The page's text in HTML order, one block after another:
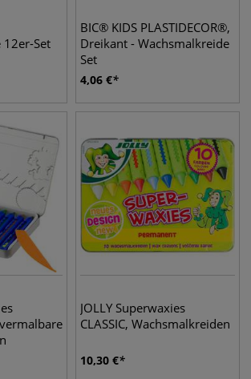
12er-Set
BIC® KIDS PLASTIDECOR®,
Dreikant - Wachsmalkreide
Set
4,06 €
JOLLY Superwaxies
CLASSIC, Wachsmalkreiden
10,30 €